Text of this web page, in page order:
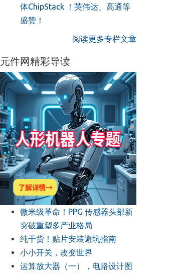
体ChipStack ！英伟达、高通等
盛赞！
阅读更多专栏文章
元件网精彩导读
微米级革命！PPG 传感器头部新
突破重塑多产业格局
纯干货！贴片安装避坑指南
小小开关，改变世界
运算放大器（一），电路设计图